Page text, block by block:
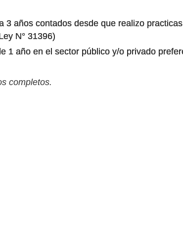
3 años contados desde que realizo
N° 31396)
1 año en el sector público y/o privado
completos.